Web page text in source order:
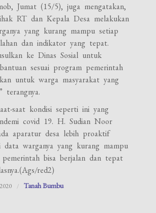
Jumat (15/5), juga mengatakan,
RT dan Kepala Desa melakukan
yang kurang mampu setiap
dan indikator yang tepat.
ke Dinas Sosial untuk
sesuai program pemerintah
untuk warga masyarakat yang
terangnya.
saat kondisi seperti ini yang
covid 19. H. Sudian Noor
aparatur desa lebih proaktif
data warganya yang kurang mampu
bisa berjalan dan tepat
red2)
Tanah Bumbu